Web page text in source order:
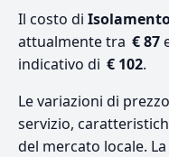
Il costo di
attualmente tra € 87
indicativo di € 102.
Le variazioni di
servizio,
del mercato locale.